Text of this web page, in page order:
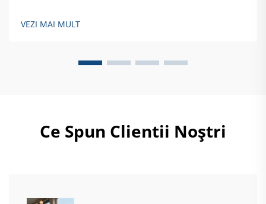
impresionante de aproximativ 1.200 de recipiente pe
VEZI MAI MULT
Ce Spun Clientii Noștri